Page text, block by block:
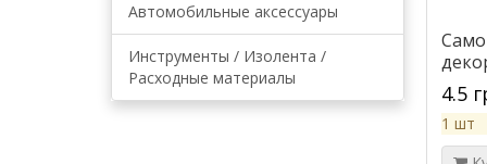
Автомобильные аксессуары
Инструменты / Изолента /
Расходные материалы
4.5
1 шт